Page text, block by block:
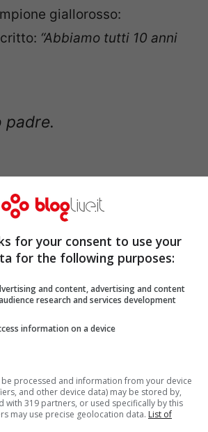
giallorosso:
“Abbiamo tutti 10 anni
padre.
12, 2020
Totti: si fa
for your consent to use your
for the following purposes:
and content, advertising and content
research and services development
information on a device
processed and information from your device
and other device data) may be stored by,
with 319 partners, or used specifically by this
may use precise geolocation data. List of